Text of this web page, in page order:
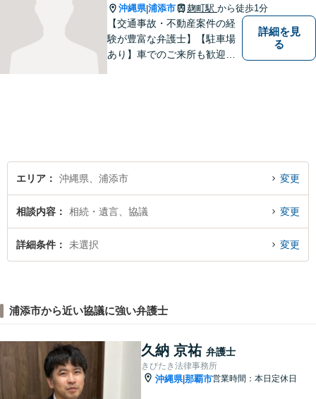
沖縄県|浦添市 麹町駅 から徒歩1分
【交通事故・不動産案件の経
験が豊富な弁護士】【駐車場
あり】車でのご来所も歓迎し
詳細を見
る
エリア 沖縄県、浦添市 変更
相談内容 相続・遺言、協議 変更
詳細条件 未選択 変更
浦添市から近い協議に強い弁護士
久納 京祐 弁護士
きびたき法律事務所
沖縄県|那覇市営業時間：本日定休日